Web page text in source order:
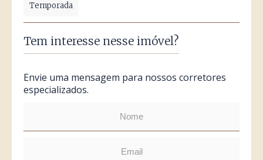
Temporada
Tem interesse nesse imóvel?
Envie uma mensagem para nossos corretores
especializados.